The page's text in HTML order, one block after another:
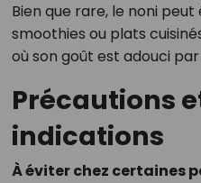
Bien que rare, le noni
smoothies ou plats
où son goût est adouci
Précautions
indications
À éviter chez certaines